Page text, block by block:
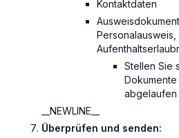
Kontaktdaten
Personalausweis,
Stellen Sie
abgelaufen
__NEWLINE__
Überprüfen und senden: